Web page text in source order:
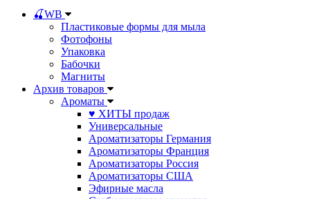
🍒WB
Пластиковые формы для мыла
Фотофоны
Упаковка
Бабочки
Магниты
Архив товаров
Ароматы
♥ ХИТЫ продаж
Универсальные
Ароматизаторы Германия
Ароматизаторы Франция
Ароматизаторы Россия
Ароматизаторы США
Эфирные масла